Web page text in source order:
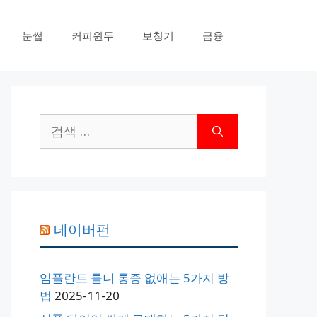
눈썹 커피원두 보청기 금융
색:
네이버펀
임플란트 틀니 통증 없애는 5가지 방
법 2025-11-20